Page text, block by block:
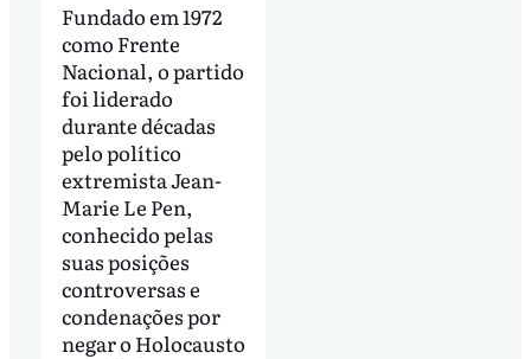
Fundado em 1972
como Frente
Nacional, o partido
foi liderado
durante décadas
pelo político
extremista Jean-
Marie Le Pen,
conhecido pelas
suas posições
controversas e
condenações por
negar o Holocausto